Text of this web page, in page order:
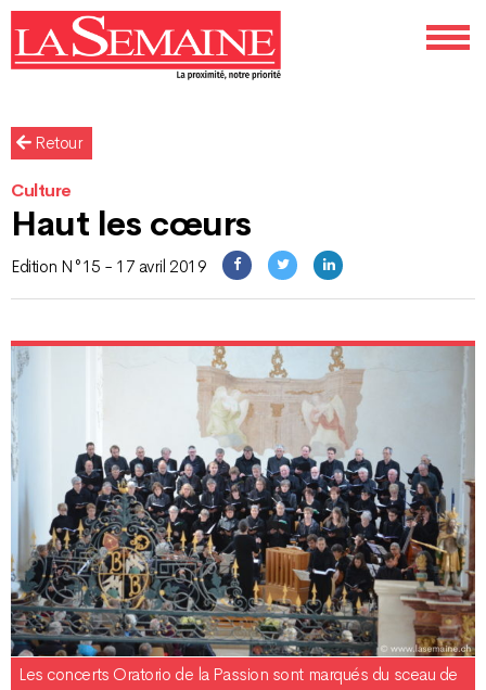
Retour
Culture
Haut les cœurs
Edition N°15 - 17 avril 2019
Les concerts Oratorio de la Passion sont marqués du sceau de